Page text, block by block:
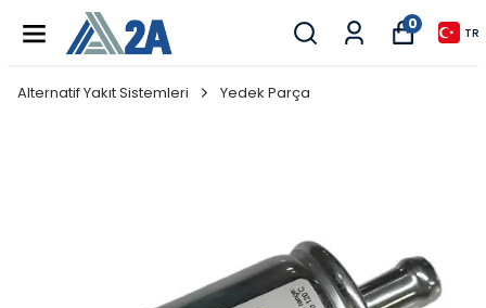
0
TR
Alternatif Yakıt Sistemleri Yedek Parça